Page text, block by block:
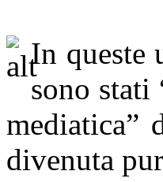
In queste
sono stati
mediatica”
divenuta